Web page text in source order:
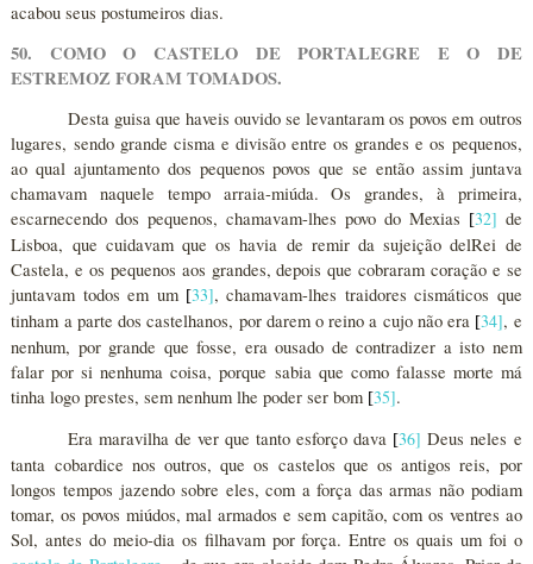
acabou seus postumeiros dias.
50. COMO O CASTELO DE PORTALEGRE E O DE
ESTREMOZ FORAM TOMADOS.
Desta guisa que haveis ouvido se levantaram os povos em outros
lugares, sendo grande cisma e divisão entre os grandes e os pequenos,
ao qual ajuntamento dos pequenos povos que se então assim juntava
chamavam naquele tempo arraia-miúda. Os grandes, à primeira,
escarnecendo dos pequenos, chamavam-lhes povo do Mexias [32] de
Lisboa, que cuidavam que os havia de remir da sujeição delRei de
Castela, e os pequenos aos grandes, depois que cobraram coração e se
juntavam todos em um [33], chamavam-lhes traidores cismáticos que
tinham a parte dos castelhanos, por darem o reino a cujo não era [34], e
nenhum, por grande que fosse, era ousado de contradizer a isto nem
falar por si nenhuma coisa, porque sabia que como falasse morte má
tinha logo prestes, sem nenhum lhe poder ser bom [35].
Era maravilha de ver que tanto esforço dava [36] Deus neles e
tanta cobardice nos outros, que os castelos que os antigos reis, por
longos tempos jazendo sobre eles, com a força das armas não podiam
tomar, os povos miúdos, mal armados e sem capitão, com os ventres ao
Sol, antes do meio-dia os filhavam por força. Entre os quais um foi o